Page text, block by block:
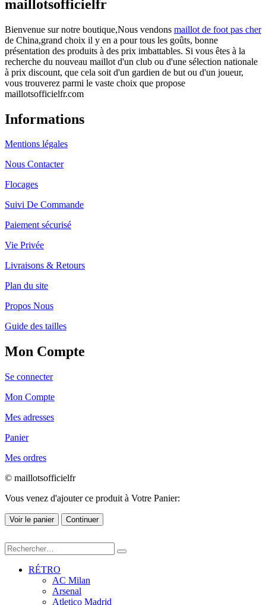
maillotsofficielfr
Bienvenue sur notre boutique,Nous vendons maillot de foot pas cher
de China,grand choix il y en a pour tous les goûts, bonne
présentation des produits à des prix imbattables. Si vous êtes à la
recherche du nouveau maillot d'un club ou d'une sélection nationale
à prix discount, que cela soit d'un gardien de but ou d'un joueur,
vous trouverez parmi le vaste choix que propose
maillotsofficielfr.com
Informations
Mentions légales
Nous Contacter
Flocages
Suivi De Commande
Paiement sécurisé
Vie Privée
Livraisons & Retours
Plan du site
Propos Nous
Guide des tailles
Mon Compte
Se connecter
Mon Compte
Mes adresses
Panier
Mes ordres
© maillotsofficielfr
Vous venez d'ajouter ce produit à Votre Panier:
Voir le panier Continuer
RÉTRO
AC Milan
Arsenal
Atletico Madrid